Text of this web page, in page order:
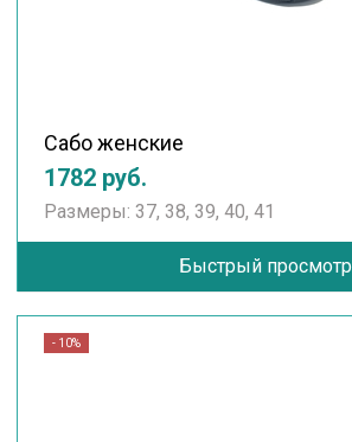
Сабо женские
1782 руб.
Размеры: 37, 38, 39, 40, 41
Быстрый просмотр
- 10%